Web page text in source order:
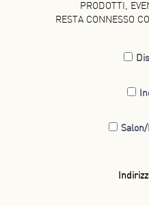
PRODOTTI,
RESTA CONNESSO